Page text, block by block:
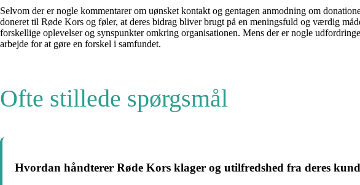
Selvom der er nogle kommentarer om uønsket kontakt og gentagen anmodning om
doneret til Røde Kors og føler, at deres bidrag bliver brugt på en meningsfuld og værdig
forskellige oplevelser og synspunkter omkring organisationen. Mens der er nogle
arbejde for at gøre en forskel i samfundet.
Ofte stillede spørgsmål
Hvordan håndterer Røde Kors klager og utilfredshed fra deres